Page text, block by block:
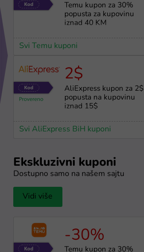
Temu kupon za 30%
popusta za kupovinu
iznad 40 KM
Svi Temu kuponi
2$
AliExpress kupon za 2$
popusta na kupovinu
iznad 15$
Svi AliExpress BiH kuponi
Ekskluzivni kuponi
Dostupno samo na našem sajtu
Vidi više
-30%
Temu kupon za 30%